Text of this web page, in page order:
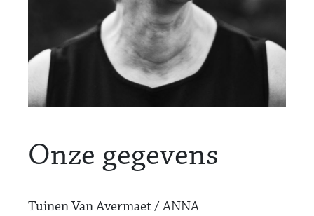
Onze gegevens
Tuinen Van Avermaet / ANNA